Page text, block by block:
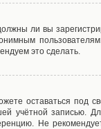
ли вы
это сделать.
оставаться под
учётной записью.
Не